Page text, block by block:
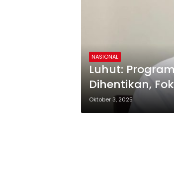
NASIONAL
Luhut:
Dihentikan,
Pangan
Oktober 3, 2025